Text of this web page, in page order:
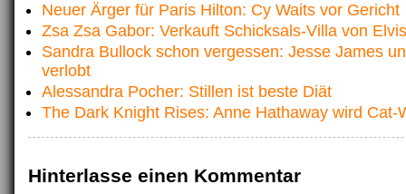
Neuer Ärger für Paris Hilton: Cy Waits vor Gericht
Zsa Zsa Gabor: Verkauft Schicksals-Villa von
Sandra Bullock schon vergessen: Jesse James
verlobt
Alessandra Pocher: Stillen ist beste Diät
The Dark Knight Rises: Anne Hathaway wird Cat-
Hinterlasse einen Kommentar